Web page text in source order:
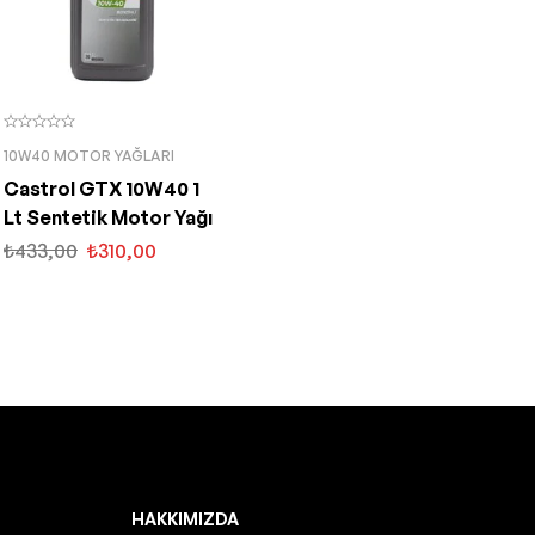
10W40 MOTOR YAĞLARI
Castrol GTX 10W40 1
Lt Sentetik Motor Yağı
₺433,00 ₺310,00
HAKKIMIZDA